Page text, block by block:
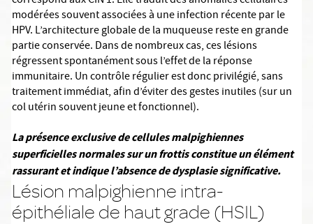
modérées souvent associées à une infection récente par le
HPV. L’architecture globale de la muqueuse reste en grande
partie conservée. Dans de nombreux cas, ces lésions
régressent spontanément sous l’effet de la réponse
immunitaire. Un contrôle régulier est donc privilégié, sans
traitement immédiat, afin d’éviter des gestes inutiles (sur un
col utérin souvent jeune et fonctionnel).
La présence exclusive de cellules malpighiennes
superficielles normales sur un frottis constitue un élément
rassurant et indique l’absence de dysplasie significative.
Lésion malpighienne intra-
épithéliale de haut grade (HSIL)